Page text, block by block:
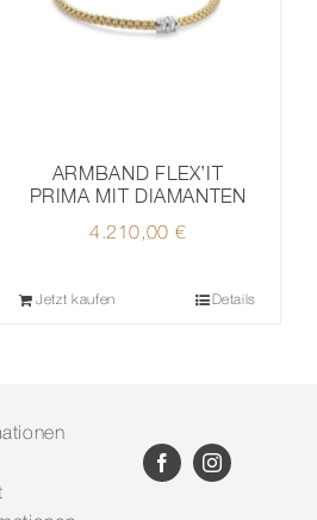
ARMBAND FLEX’IT
PRIMA MIT DIAMANTEN
4.210,00 €
Jetzt kaufen Details